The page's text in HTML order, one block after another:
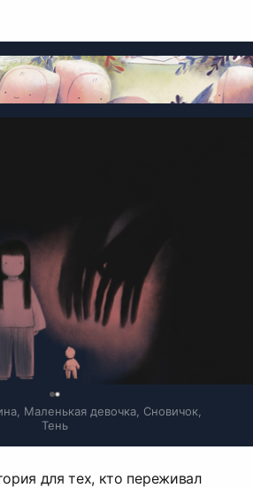
Маленькая девочка, Сновичок,
Тень
для тех, кто переживал